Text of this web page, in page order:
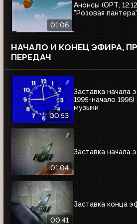
01:06
Анонсы (ОРТ,
"Розовая пантера"
НАЧАЛО И КОНЕЦ ЭФИРА,
ПЕРЕДАЧ
00:53
Заставка начала
1995-начало
музыки
01:04
Заставка начала
00:41
Заставка конца